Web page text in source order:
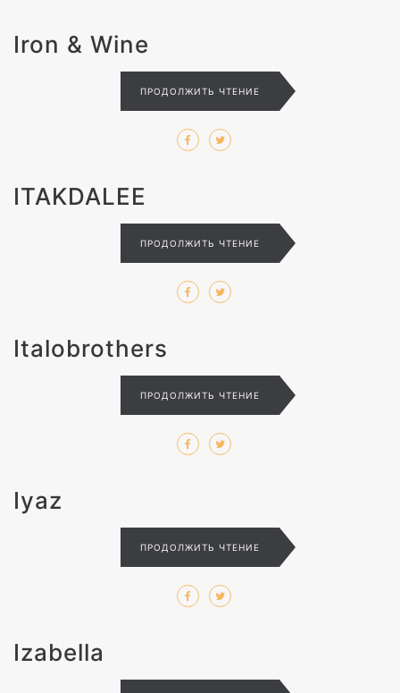
Iron & Wine
ПРОДОЛЖИТЬ ЧТЕНИЕ
ITAKDALEE
ПРОДОЛЖИТЬ ЧТЕНИЕ
Italobrothers
ПРОДОЛЖИТЬ ЧТЕНИЕ
Iyaz
ПРОДОЛЖИТЬ ЧТЕНИЕ
Izabella